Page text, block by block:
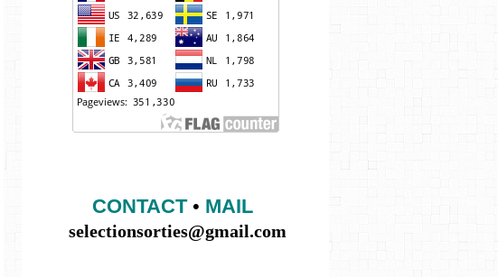
CONTACT• MAIL
selectionsorties@gmail.com